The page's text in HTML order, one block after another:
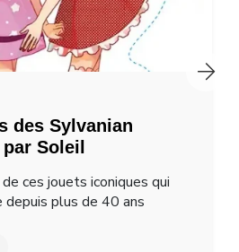
des Sylvanian
Soleil
ces jouets iconiques qui
plus de 40 ans